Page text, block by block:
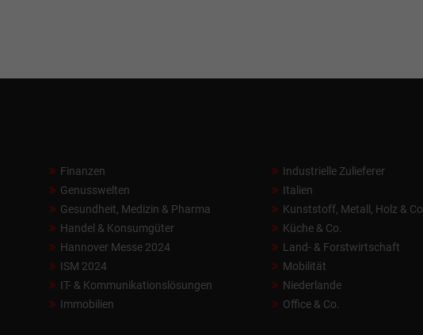
Finanzen
Genusswelten
Gesundheit, Medizin & Pharma
Handel & Konsumgüter
Hannover Messe 2024
ISM 2024
IT- & Kommunikationslösungen
Immobilien
Industrielle Zulieferer
Italien
Kunststoff, Metall, Holz & Co.
Küche & Co.
Land- & Forstwirtschaft
Mobilität
Niederlande
Office & Co.